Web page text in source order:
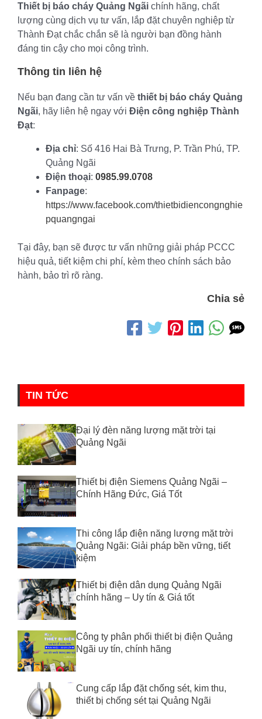
Thiết bị báo cháy Quảng Ngãi chính hãng, chất
lượng cùng dịch vụ tư vấn, lắp đặt chuyên nghiệp từ
Thành Đạt chắc chắn sẽ là người bạn đồng hành
đáng tin cậy cho mọi công trình.
Thông tin liên hệ
Nếu bạn đang cần tư vấn về thiết bị báo cháy Quảng
Ngãi, hãy liên hệ ngay với Điện công nghiệp Thành
Đạt:
Địa chỉ: Số 416 Hai Bà Trưng, P. Trần Phú, TP.
Quảng Ngãi
Điện thoại: 0985.99.0708
Fanpage:
https://www.facebook.com/thietbidiencongnghie
pquangngai
Tại đây, bạn sẽ được tư vấn những giải pháp PCCC
hiệu quả, tiết kiệm chi phí, kèm theo chính sách bảo
hành, bảo trì rõ ràng.
Chia sẻ
TIN TỨC
Đại lý đèn năng lượng mặt trời tại
Quảng Ngãi
Thiết bị điện Siemens Quảng Ngãi –
Chính Hãng Đức, Giá Tốt
Thi công lắp điện năng lượng mặt trời
Quảng Ngãi: Giải pháp bền vững, tiết
kiệm
Thiết bị điện dân dụng Quảng Ngãi
chính hãng – Uy tín & Giá tốt
Công ty phân phối thiết bị điện Quảng
Ngãi uy tín, chính hãng
Cung cấp lắp đặt chống sét, kim thu,
thiết bị chống sét tại Quảng Ngãi